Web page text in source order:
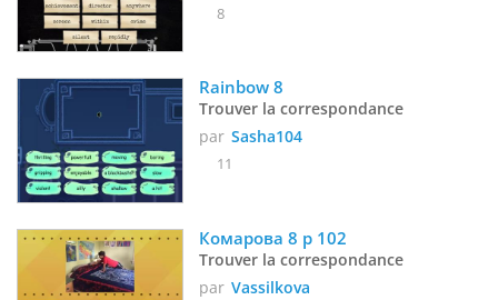
8
Rainbow 8
Trouver la correspondance
par Sasha104
11
Комарова 8 р 102
Trouver la correspondance
par Vassilkova